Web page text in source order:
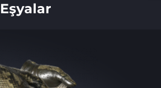
Eşyalar